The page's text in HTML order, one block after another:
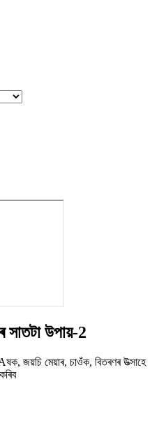
সাতটা উপায়-2
জয়চি মেয়াৰ, চাওঁক, বিতৰণৰ উত্সাহে